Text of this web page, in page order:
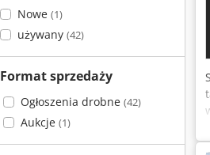
Nowe (1)
używany (42)
Format sprzedaży
Ogłoszenia drobne (42)
Aukcje (1)